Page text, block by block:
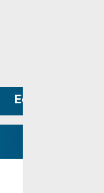
Edukasi